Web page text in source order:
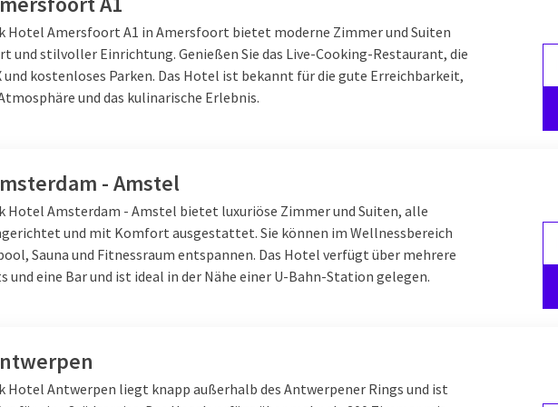
unterwegs? Kombiniere einen
den Tag mit einem leckeren Frühstücksbuffet und erkunden Sie die Umgebung.
für ein Hotel, das sich für einen Städtetrip eignet, und erkunden Sie die Stadt
Sie einen Tag lang shoppen. Lieber ein entspanntes Wochenende mit Freundinnen?
mit Spaund komm vollständig zur Ruhe. Buche zum Beispiel ein Arrangement mit
und genieße die Wärme in der Sauna. Runde das
mit einem kulinarischen Abendessen ab und beende den Abend in der gemütlichen
mit 3 Personen bei Van der Valk! Ein Wochenende buchen?
Hotel Amersfoort A1 in Amersfoort bietet moderne Zimmer und Suiten
und stilvoller Einrichtung. Genießen Sie das Live-Cooking-Restaurant, die
und kostenloses Parken. Das Hotel ist bekannt für die gute Erreichbarkeit,
und das kulinarische Erlebnis.
- Amstel
Hotel Amsterdam - Amstel bietet luxuriöse Zimmer und Suiten, alle
und mit Komfort ausgestattet. Sie können im Wellnessbereich
Sauna und Fitnessraum entspannen. Das Hotel verfügt über mehrere
und eine Bar und ist ideal in der Nähe einer U-Bahn-Station gelegen.
Hotel Antwerpen liegt knapp außerhalb des Antwerpener Rings und ist